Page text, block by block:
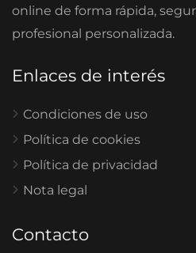
online de forma rápida,
profesional personalizada.
Enlaces de interés
Condiciones de uso
Política de cookies
Política de privacidad
Nota legal
Contacto